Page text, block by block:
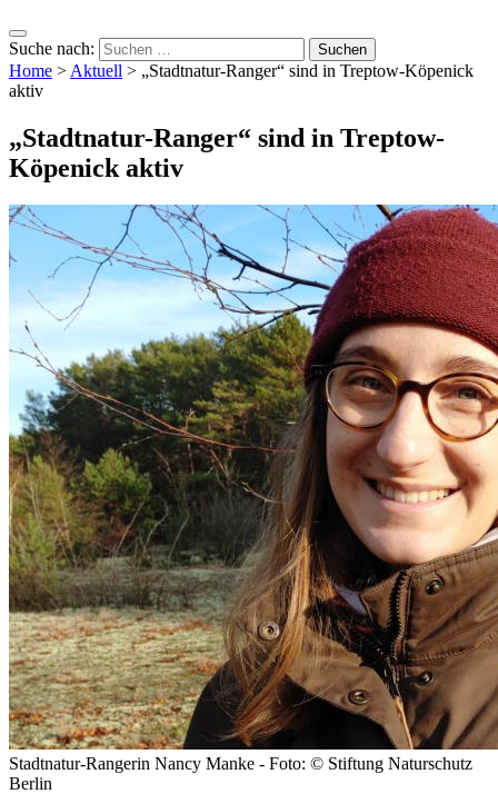
Suche nach:
Home > Aktuell > „Stadtnatur-Ranger“ sind in Treptow-Köpenick
aktiv
„Stadtnatur-Ranger“ sind in Treptow-
Köpenick aktiv
Stadtnatur-Rangerin Nancy Manke - Foto: © Stiftung Naturschutz
Berlin